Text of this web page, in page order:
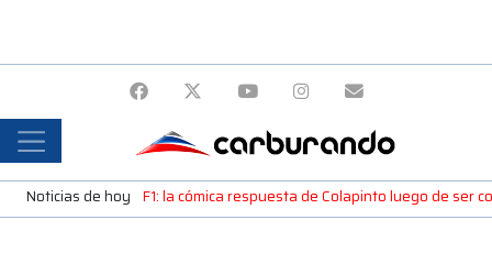
Noticias de hoy F1: la cómica respuesta de Colapinto luego de